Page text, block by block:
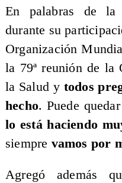
En palabras de la
durante su
Organización
la 79ª reunión de la
la Salud y todos
hecho. Puede
lo está haciendo
siempre vamos por
Agregó además